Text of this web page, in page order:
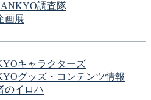
調査隊
画展
キャラクターズ
グッズ・コンテンツ情報
のイロハ